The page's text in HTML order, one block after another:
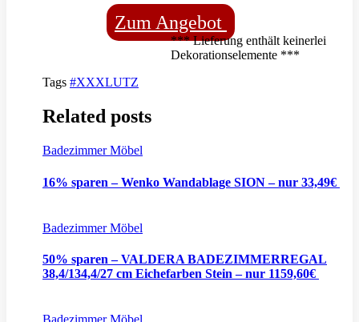
Zum Angebot
*** Lieferung enthält keinerlei
Dekorationselemente ***
Tags #XXXLUTZ
Related posts
Badezimmer Möbel
16% sparen – Wenko Wandablage SION – nur 33,49€
Badezimmer Möbel
50% sparen – VALDERA BADEZIMMERREGAL
38,4/134,4/27 cm Eichefarben Stein – nur 1159,60€